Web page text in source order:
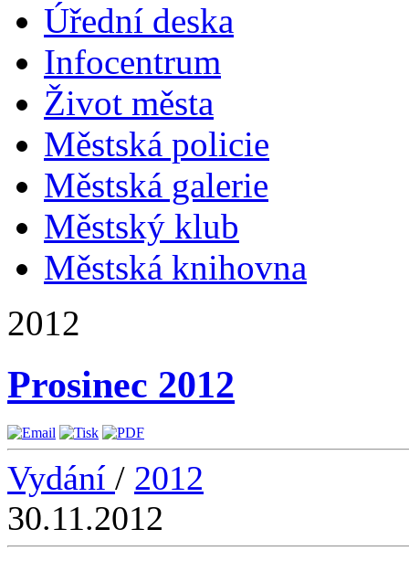
Úřední deska
Infocentrum
Život města
Městská policie
Městská galerie
Městský klub
Městská knihovna
2012
Prosinec 2012
Vydání / 2012
30.11.2012